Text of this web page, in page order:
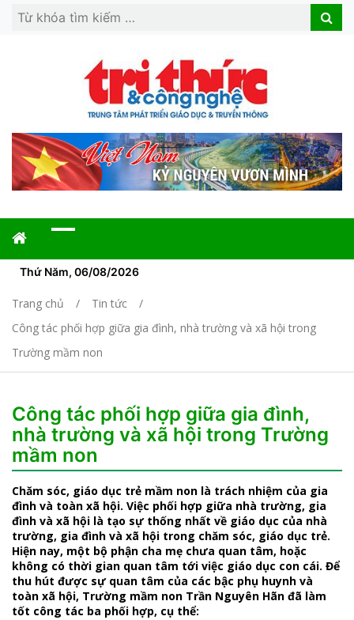
Search
Search
Thứ Năm, 06/08/2026
Trang chủ
Tin tức
Công tác phối hợp giữa gia đình, nhà trường và xã hội trong
Trường mầm non
Công tác phối hợp giữa gia đình,
nhà trường và xã hội trong Trường
mầm non
Chăm sóc, giáo dục trẻ mầm non là trách nhiệm của gia
đình và toàn xã hội. Việc phối hợp giữa nhà trường, gia
đình và xã hội là tạo sự thống nhất về giáo dục của nhà
trường, gia đình và xã hội trong chăm sóc, giáo dục trẻ.
Hiện nay, một bộ phận cha mẹ chưa quan tâm, hoặc
không có thời gian quan tâm tới việc giáo dục con cái. Để
thu hút được sự quan tâm của các bậc phụ huynh và
toàn xã hội, Trường mầm non Trần Nguyên Hãn đã làm
tốt công tác ba phối hợp, cụ thể: